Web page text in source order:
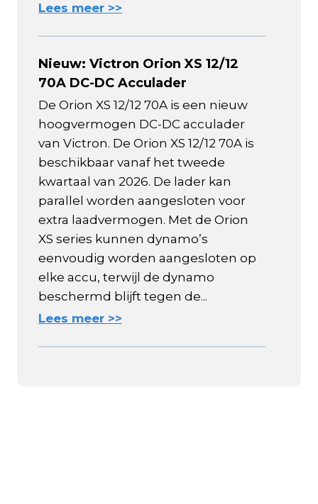
Lees meer >>
Nieuw: Victron Orion XS 12/12
70A DC-DC Acculader
De Orion XS 12/12 70A is een nieuw
hoogvermogen DC-DC acculader
van Victron. De Orion XS 12/12 70A is
beschikbaar vanaf het tweede
kwartaal van 2026. De lader kan
parallel worden aangesloten voor
extra laadvermogen. Met de Orion
XS series kunnen dynamo’s
eenvoudig worden aangesloten op
elke accu, terwijl de dynamo
beschermd blijft tegen de...
Lees meer >>